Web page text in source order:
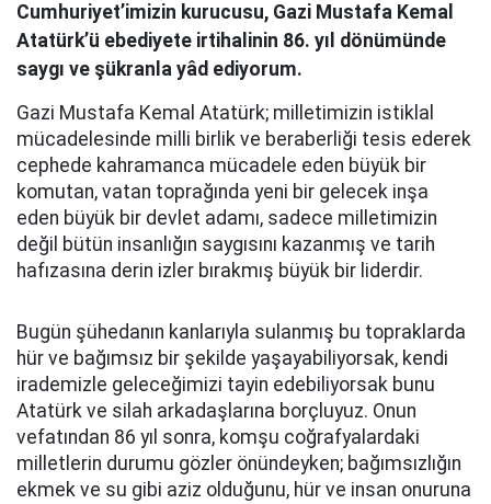
Cumhuriyet’imizin kurucusu, Gazi Mustafa Kemal
Atatürk’ü ebediyete irtihalinin 86. yıl dönümünde
saygı ve şükranla yâd ediyorum.
Gazi Mustafa Kemal Atatürk; milletimizin istiklal
mücadelesinde milli birlik ve beraberliği tesis ederek
cephede kahramanca mücadele eden büyük bir
komutan, vatan toprağında yeni bir gelecek inşa
eden büyük bir devlet adamı, sadece milletimizin
değil bütün insanlığın saygısını kazanmış ve tarih
hafızasına derin izler bırakmış büyük bir liderdir.
Bugün şühedanın kanlarıyla sulanmış bu topraklarda
hür ve bağımsız bir şekilde yaşayabiliyorsak, kendi
irademizle geleceğimizi tayin edebiliyorsak bunu
Atatürk ve silah arkadaşlarına borçluyuz. Onun
vefatından 86 yıl sonra, komşu coğrafyalardaki
milletlerin durumu gözler önündeyken; bağımsızlığın
ekmek ve su gibi aziz olduğunu, hür ve insan onuruna